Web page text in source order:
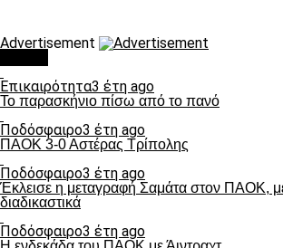
Advertisement
Επικαιρότητα3 έτη ago
Το παρασκήνιο πίσω από το πανό
Ποδόσφαιρο3 έτη ago
ΠΑΟΚ 3-0 Αστέρας Τρίπολης
Ποδόσφαιρο3 έτη ago
Έκλεισε η μεταγραφή Σαμάτα στον ΠΑΟΚ,
διαδικαστικά
Ποδόσφαιρο3 έτη ago